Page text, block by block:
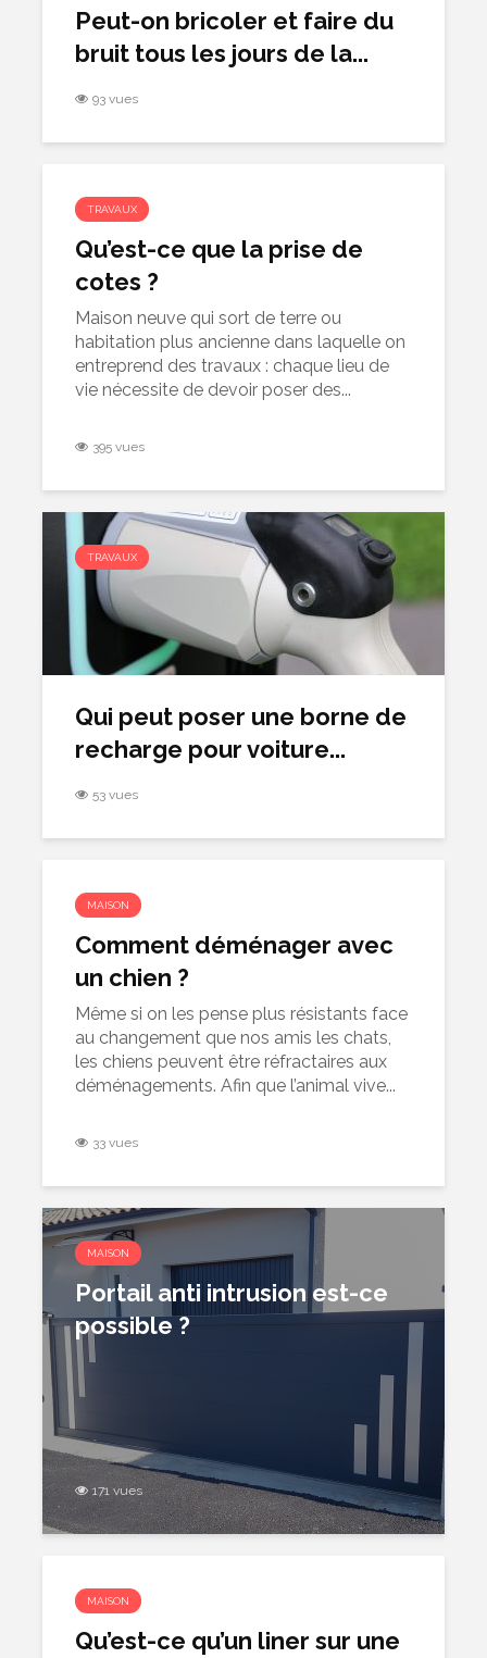
Peut-on bricoler et faire du
bruit tous les jours de la...
93 vues
TRAVAUX
Qu’est-ce que la prise de
cotes ?
Maison neuve qui sort de terre ou
habitation plus ancienne dans laquelle on
entreprend des travaux : chaque lieu de
vie nécessite de devoir poser des...
395 vues
TRAVAUX
Qui peut poser une borne de
recharge pour voiture...
53 vues
MAISON
Comment déménager avec
un chien ?
Même si on les pense plus résistants face
au changement que nos amis les chats,
les chiens peuvent être réfractaires aux
déménagements. Afin que l’animal vive...
33 vues
MAISON
Portail anti intrusion est-ce
possible ?
171 vues
MAISON
Qu’est-ce qu’un liner sur une